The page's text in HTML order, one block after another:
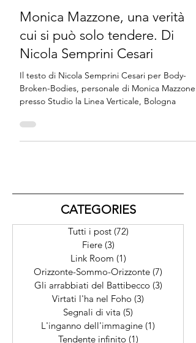
14 mar 2025 Tempo di lettura: 3 min
Monica Mazzone, una verità
cui si può solo tendere. Di
Nicola Semprini Cesari
Il testo di Nicola Semprini Cesari per Body-
presso Studio la Linea Verticale, Bologna
CATEGORIES
Tutti i post (72)72 post
Fiere (3)3 post
Link Room (1)1 post
Orizzonte-Sommo-Orizzonte
Gli arrabbiati del Battibecco (3)